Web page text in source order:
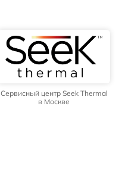
Сервисный центр Seek Thermal
в Москве